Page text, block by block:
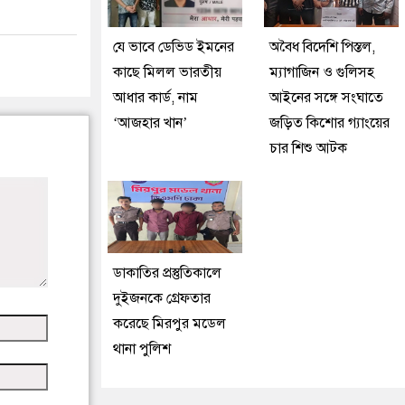
যে ভাবে ডেভিড ইমনের
কাছে মিলল ভারতীয়
আধার কার্ড, নাম
‘আজহার খান’
অবৈধ বিদেশি পিস্তল,
ম্যাগাজিন ও গুলিসহ
আইনের সঙ্গে সংঘাতে
জড়িত কিশোর গ্যাংয়ের
চার শিশু আটক
ডাকাতির প্রস্তুতিকালে
দুইজনকে গ্রেফতার
করেছে মিরপুর মডেল
থানা পুলিশ